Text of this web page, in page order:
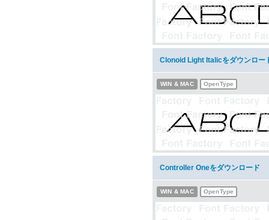
Clonoid Light Italicをダウンロー
WIN & MAC OpenType
Controller Oneをダウンロード
WIN & MAC OpenType